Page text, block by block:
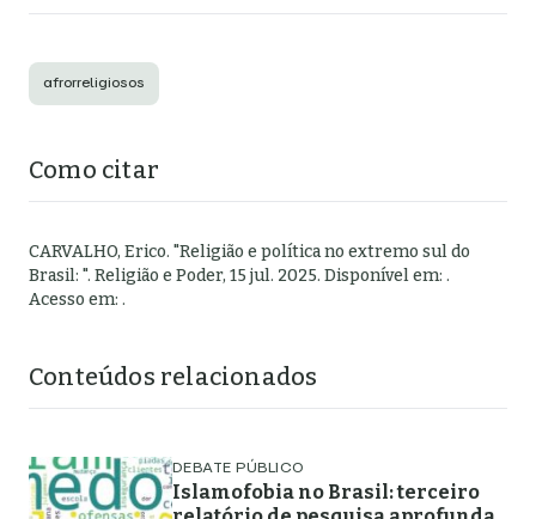
afrorreligiosos
Como citar
CARVALHO, Erico. "Religião e política no extremo sul do
Brasil: ". Religião e Poder, 15 jul. 2025. Disponível em: .
Acesso em: .
Conteúdos relacionados
DEBATE PÚBLICO
Islamofobia no Brasil: terceiro